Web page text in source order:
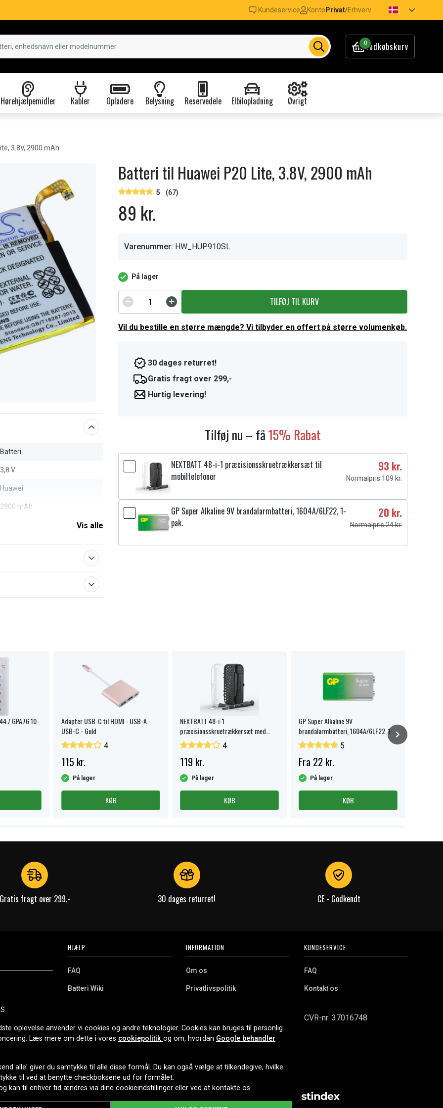
Kundeservice Konto Privat/Erhverv
0Indkøbskurv
Hørehjælpemidler Kabler Opladere Belysning Reservedele Elbilopladning Øvrigt
3.8V, 2900 mAh
Batteri
3,8 V
Huawei
2900 mAh
Vis alle
Batteri til Huawei P20 Lite, 3.8V, 2900 mAh
5 (67)
89 kr.
Varenummer: HW_HUP910SL
På lager
TILFØJ TIL KURV
Vil du bestille en større mængde? Vi tilbyder en offert på større volumenkøb.
30 dages returret!
Gratis fragt over 299,-
Hurtig levering!
Tilføj nu – få15% Rabat
NEXTBATT 48-i-1 præcisionsskruetrækkersæt til
mobiltelefoner
93 kr.
Normalpris 109 kr.
GP Super Alkaline 9V brandalarmbatteri, 1604A/6LF22, 1-
pak.
20 kr.
Normalpris 24 kr.
/ GPA76 10-
Adapter USB-C til HDMI - USB-A -
USB-C - Guld
4
115 kr.
På lager
KØB
NEXTBATT 48-i-1
præcisionsskruetrækkersæt med
opbevaringsboks 4
119 kr.
På lager
KØB
GP Super Alkaline 9V
brandalarmbatteri, 1604A/6LF22, 1-
pak.
5
Fra 22 kr.
På lager
KØB
Gratis fragt over 299,- 30 dages returret! CE - Godkendt
Vi tilbyder et
og meget
siden
HJÆLP
FAQ
Batteri Wiki
Erhvervskunde
INFORMATION
Om os
Privatlivspolitik
Cookies
KUNDESERVICE
FAQ
Kontakt os
CVR-nr: 37016748
LEVERINGSMULIGHEDER
oplevelse anvender vi cookies og andre teknologier. Cookies kan bruges til personlig
Læs mere om dette i vores cookiepolitik og om, hvordan Google behandler
alle' giver du samtykke til alle disse formål. Du kan også vælge at tilkendegive, hvilke
til ved at benytte checkboksene ud for formålet.
kan til enhver tid ændres via dine cookieindstillinger eller ved at kontakte os.